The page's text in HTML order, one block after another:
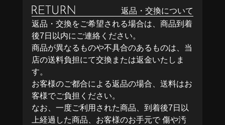
返品・交換について
返品・交換をご希望される場合は、商品到着
後7日以内にご連絡ください。
商品が異なるものや不具合のあるものは、当
店の送料負担にて交換または返金いたしま
す。
お客様のご都合による返品の場合、送料はお
客様でご負担ください。
なお、一度ご利用された商品、到着後7日以
上経過した商品、お客様のお手元で 傷や汚